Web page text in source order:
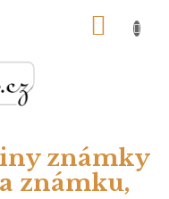
známky
známku,